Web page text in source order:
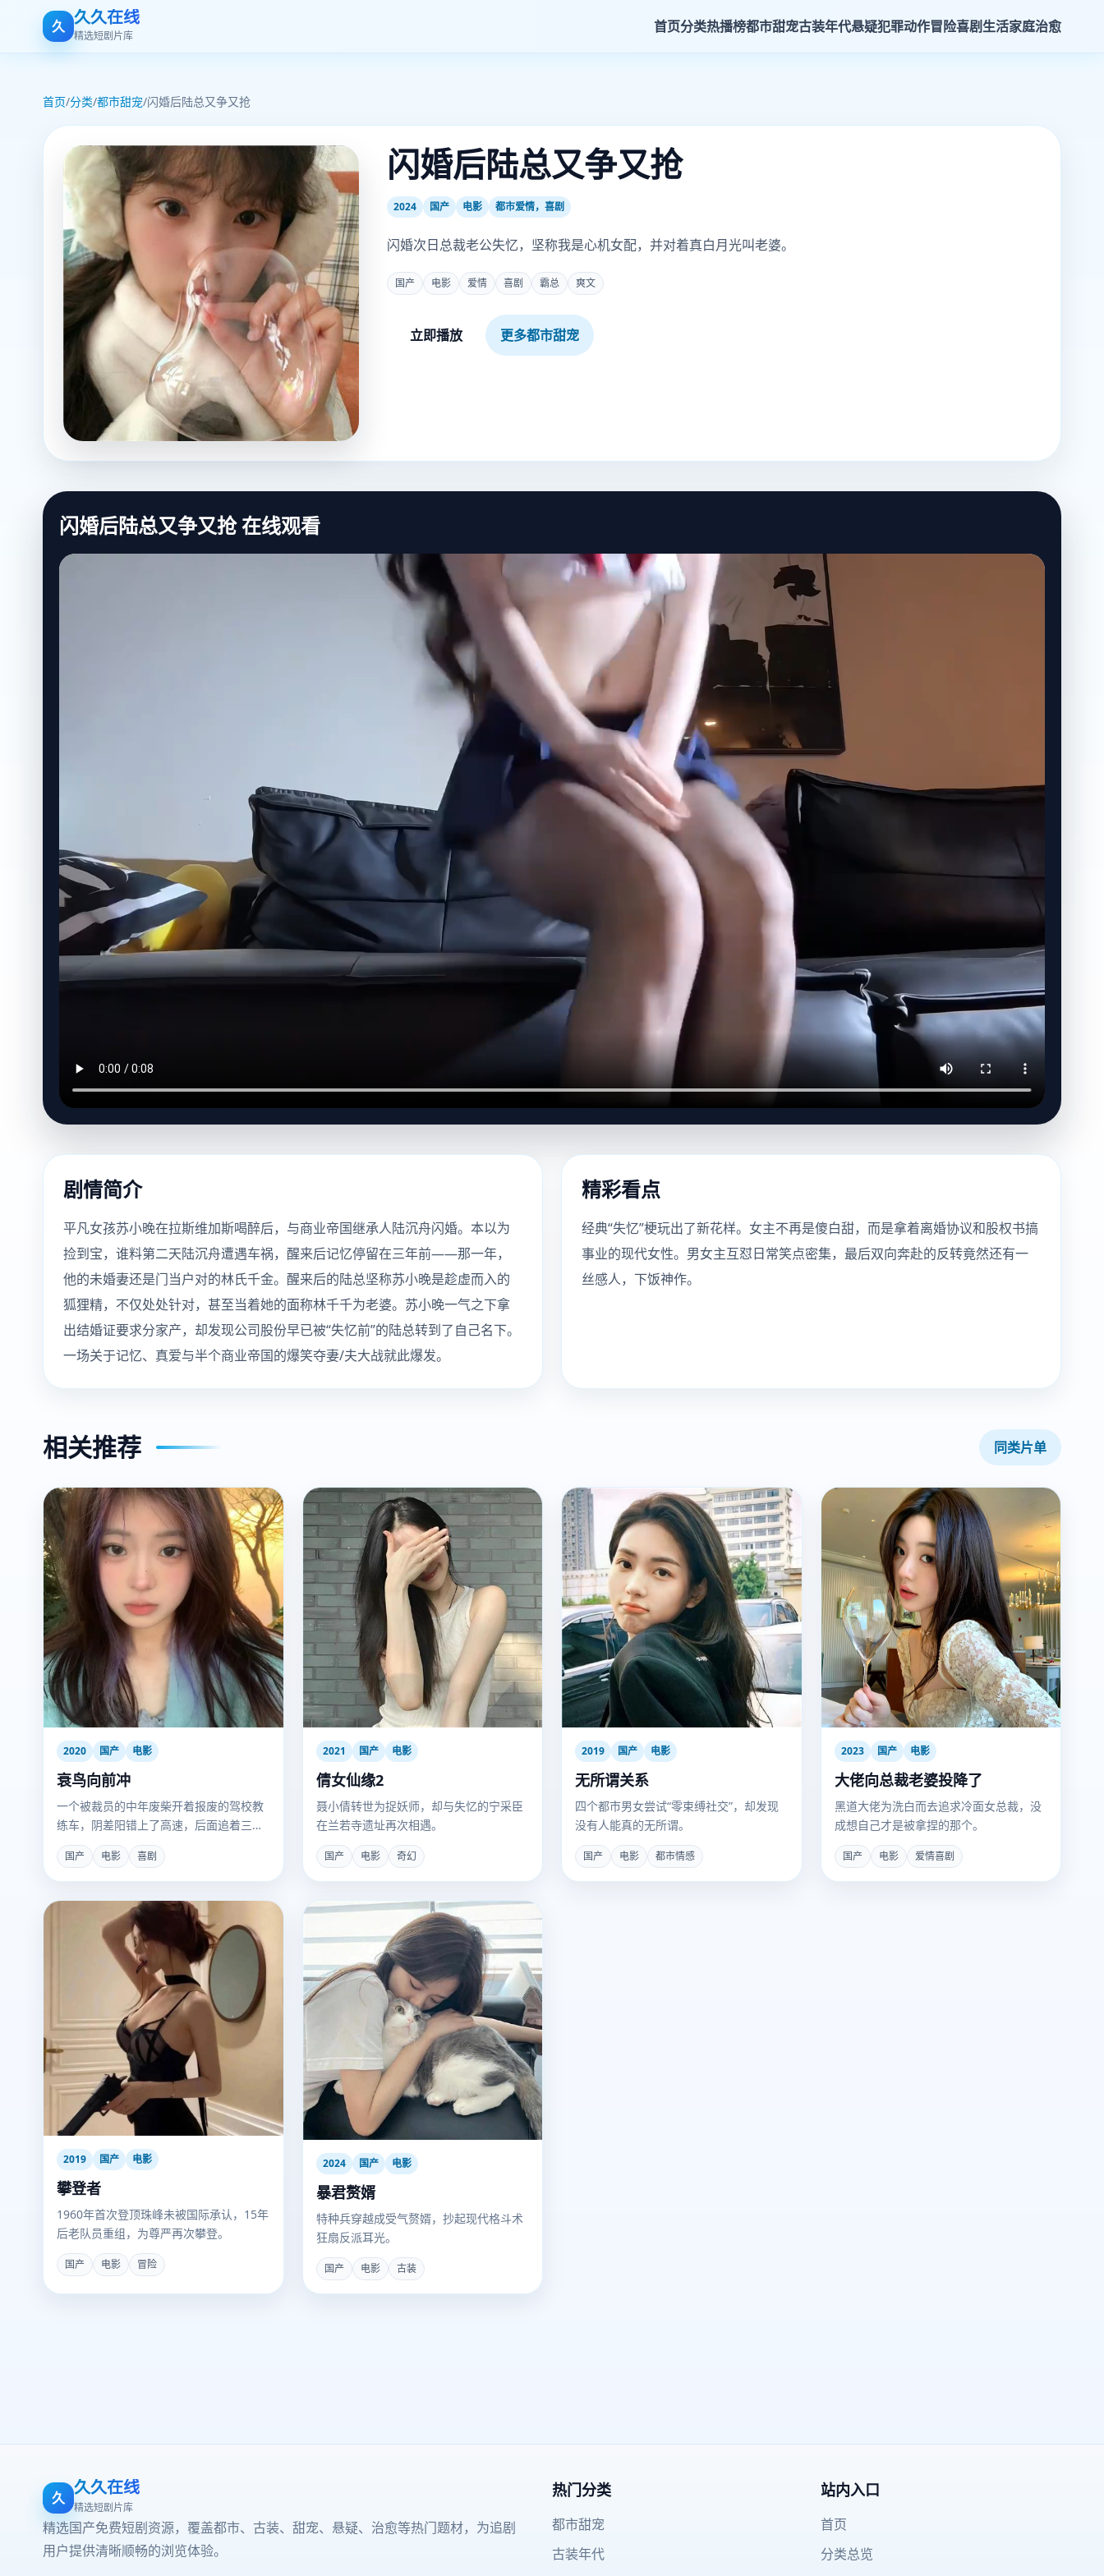
久 久久在线
精选短剧片库
首页分类热播榜都市甜宠古装年代悬疑犯罪动作冒险喜剧生活家庭治愈
首页/分类/都市甜宠/闪婚后陆总又争又抢
闪婚后陆总又争又抢
2024 国产 电影 都市爱情，喜剧
闪婚次日总裁老公失忆，坚称我是心机女配，并对着真白月光叫老婆。
国产 电影 爱情 喜剧 霸总 爽文
立即播放 更多都市甜宠
闪婚后陆总又争又抢 在线观看
剧情简介
平凡女孩苏小晚在拉斯维加斯喝醉后，与商业帝国继承人陆沉舟闪婚。本以为
捡到宝，谁料第二天陆沉舟遭遇车祸，醒来后记忆停留在三年前——那一年，
他的未婚妻还是门当户对的林氏千金。醒来后的陆总坚称苏小晚是趁虚而入的
狐狸精，不仅处处针对，甚至当着她的面称林千千为老婆。苏小晚一气之下拿
出结婚证要求分家产，却发现公司股份早已被“失忆前”的陆总转到了自己名下。
一场关于记忆、真爱与半个商业帝国的爆笑夺妻/夫大战就此爆发。
精彩看点
经典“失忆”梗玩出了新花样。女主不再是傻白甜，而是拿着离婚协议和股权书搞
事业的现代女性。男女主互怼日常笑点密集，最后双向奔赴的反转竟然还有一
丝感人，下饭神作。
相关推荐 同类片单
2020 国产 电影
衰鸟向前冲
一个被裁员的中年废柴开着报废的驾校教
练车，阴差阳错上了高速，后面追着三路
想杀他的人。
国产 电影 喜剧
2021 国产 电影
倩女仙缘2
聂小倩转世为捉妖师，却与失忆的宁采臣
在兰若寺遗址再次相遇。
国产 电影 奇幻
2019 国产 电影
无所谓关系
四个都市男女尝试“零束缚社交”，却发现
没有人能真的无所谓。
国产 电影 都市情感
2023 国产 电影
大佬向总裁老婆投降了
黑道大佬为洗白而去追求冷面女总裁，没
成想自己才是被拿捏的那个。
国产 电影 爱情喜剧
2019 国产 电影
攀登者
1960年首次登顶珠峰未被国际承认，15年
后老队员重组，为尊严再次攀登。
国产 电影 冒险
2024 国产 电影
暴君赘婿
特种兵穿越成受气赘婿，抄起现代格斗术
狂扇反派耳光。
国产 电影 古装
久 久久在线
精选短剧片库
精选国产免费短剧资源，覆盖都市、古装、甜宠、悬疑、治愈等热门题材，为追剧
用户提供清晰顺畅的浏览体验。
热门分类
都市甜宠
古装年代
站内入口
首页
分类总览